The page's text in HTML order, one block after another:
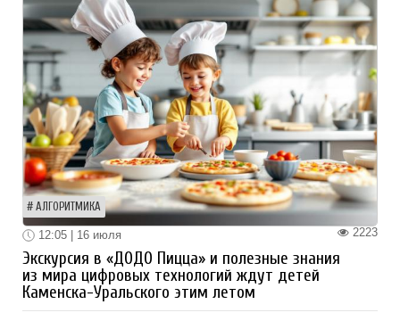
АЛГОРИТМИКА
2223
12:05 | 16 июля
Экскурсия в «ДОДО Пицца» и полезные знания
из мира цифровых технологий ждут детей
Каменска-Уральского этим летом